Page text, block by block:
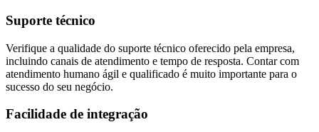
Suporte técnico
Verifique a qualidade do suporte técnico oferecido pela empresa,
incluindo canais de atendimento e tempo de resposta. Contar com
atendimento humano ágil e qualificado é muito importante para o
sucesso do seu negócio.
Facilidade de integração